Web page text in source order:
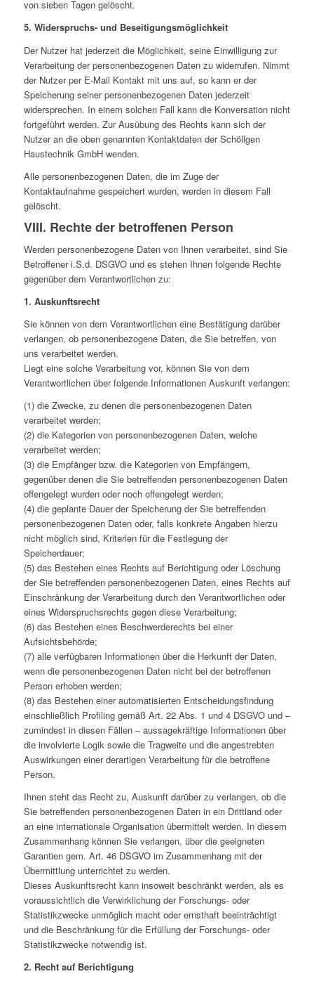
von sieben Tagen gelöscht.
5. Widerspruchs- und Beseitigungsmöglichkeit
Der Nutzer hat jederzeit die Möglichkeit, seine Einwilligung zur
Verarbeitung der personenbezogenen Daten zu widerrufen. Nimmt
der Nutzer per E-Mail Kontakt mit uns auf, so kann er der
Speicherung seiner personenbezogenen Daten jederzeit
widersprechen. In einem solchen Fall kann die Konversation nicht
fortgeführt werden. Zur Ausübung des Rechts kann sich der
Nutzer an die oben genannten Kontaktdaten der Schöllgen
Haustechnik GmbH wenden.
Alle personenbezogenen Daten, die im Zuge der
Kontaktaufnahme gespeichert wurden, werden in diesem Fall
gelöscht.
VIII. Rechte der betroffenen Person
Werden personenbezogene Daten von Ihnen verarbeitet, sind Sie
Betroffener i.S.d. DSGVO und es stehen Ihnen folgende Rechte
gegenüber dem Verantwortlichen zu:
1. Auskunftsrecht
Sie können von dem Verantwortlichen eine Bestätigung darüber
verlangen, ob personenbezogene Daten, die Sie betreffen, von
uns verarbeitet werden.
Liegt eine solche Verarbeitung vor, können Sie von dem
Verantwortlichen über folgende Informationen Auskunft verlangen:
(1) die Zwecke, zu denen die personenbezogenen Daten
verarbeitet werden;
(2) die Kategorien von personenbezogenen Daten, welche
verarbeitet werden;
(3) die Empfänger bzw. die Kategorien von Empfängern,
gegenüber denen die Sie betreffenden personenbezogenen Daten
offengelegt wurden oder noch offengelegt werden;
(4) die geplante Dauer der Speicherung der Sie betreffenden
personenbezogenen Daten oder, falls konkrete Angaben hierzu
nicht möglich sind, Kriterien für die Festlegung der
Speicherdauer;
(5) das Bestehen eines Rechts auf Berichtigung oder Löschung
der Sie betreffenden personenbezogenen Daten, eines Rechts auf
Einschränkung der Verarbeitung durch den Verantwortlichen oder
eines Widerspruchsrechts gegen diese Verarbeitung;
(6) das Bestehen eines Beschwerderechts bei einer
Aufsichtsbehörde;
(7) alle verfügbaren Informationen über die Herkunft der Daten,
wenn die personenbezogenen Daten nicht bei der betroffenen
Person erhoben werden;
(8) das Bestehen einer automatisierten Entscheidungsfindung
einschließlich Profiling gemäß Art. 22 Abs. 1 und 4 DSGVO und –
zumindest in diesen Fällen – aussagekräftige Informationen über
die involvierte Logik sowie die Tragweite und die angestrebten
Auswirkungen einer derartigen Verarbeitung für die betroffene
Person.
Ihnen steht das Recht zu, Auskunft darüber zu verlangen, ob die
Sie betreffenden personenbezogenen Daten in ein Drittland oder
an eine internationale Organisation übermittelt werden. In diesem
Zusammenhang können Sie verlangen, über die geeigneten
Garantien gem. Art. 46 DSGVO im Zusammenhang mit der
Übermittlung unterrichtet zu werden.
Dieses Auskunftsrecht kann insoweit beschränkt werden, als es
voraussichtlich die Verwirklichung der Forschungs- oder
Statistikzwecke unmöglich macht oder ernsthaft beeinträchtigt
und die Beschränkung für die Erfüllung der Forschungs- oder
Statistikzwecke notwendig ist.
2. Recht auf Berichtigung